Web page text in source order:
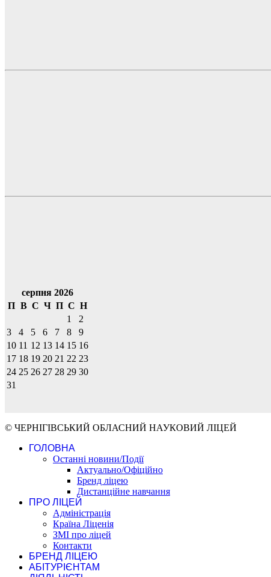
серпня 2026
П В С Ч П С Н
1
2
3
4 5 6 7 8
9
10 11 12 13 14 15 16
17 18 19 20 21 22 23
24 25 26 27 28 29 30
31
© ЧЕРНІГІВСЬКИЙ ОБЛАСНИЙ НАУКОВИЙ ЛІЦЕЙ
ГОЛОВНА
Останні новини/Події
Актуально/Офіційно
Бренд ліцею
Дистанційне навчання
ПРО ЛІЦЕЙ
Адміністрація
Країна Ліценія
ЗМІ про ліцей
Контакти
БРЕНД ЛІЦЕЮ
АБІТУРІЄНТАМ